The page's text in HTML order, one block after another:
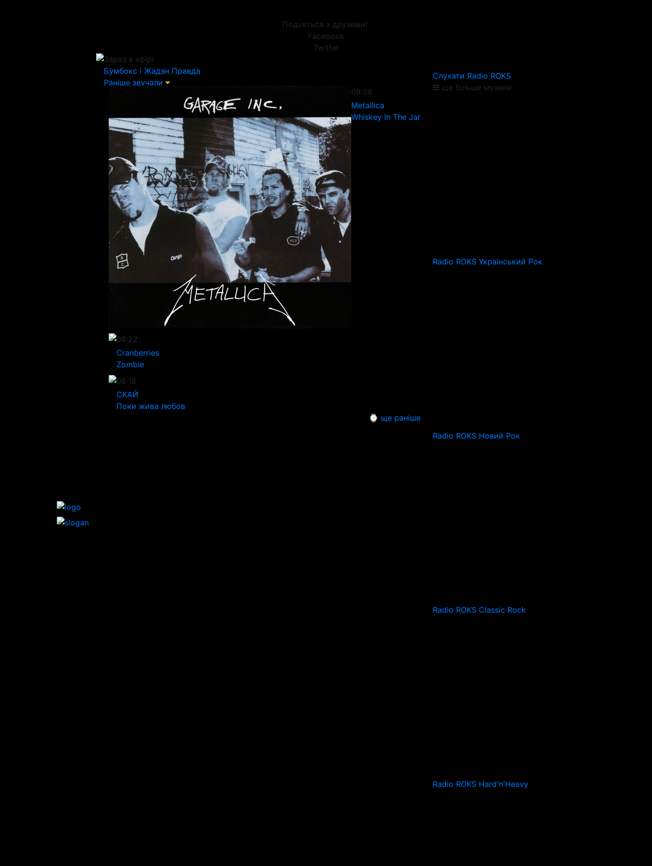
Поділіться з друзями!
Facebook
Twitter
Зараз в ефірі
Бумбокс і Жадан Правда
Раніше звучали
08:26
Metallica
Whiskey In The Jar
08:22
Cranberries
Zombie
08:18
СКАЙ
Поки жива любов
⌚ ще раніше
Слухати Radio ROKS
ще більше музики
Radio ROKS Український Рок
Radio ROKS Новий Рок
Radio ROKS Classic Rock
Radio ROKS Hard'n'Heavy